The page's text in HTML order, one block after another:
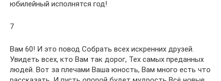
юбилейный исполнятся год!
7
Вам 60! И это повод Собрать всех искренних друзей.
Увидеть всех, кто Вам так дорог, Тех самых преданных
людей. Вот за плечами Ваша юность, Вам много есть что